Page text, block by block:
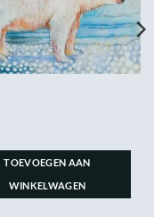
TOEVOEGEN AAN
WINKELWAGEN